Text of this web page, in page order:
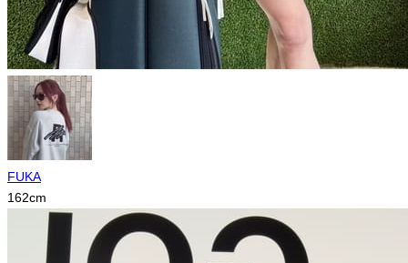
FUKA
162cm